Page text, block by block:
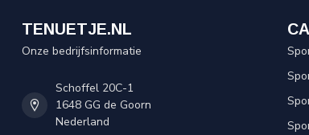
TENUETJE.NL
Onze bedrijfsinformatie
Schoffel 20C-1
1648 GG de Goorn
Nederland